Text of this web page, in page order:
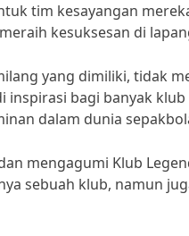
tim kesayangan
kesuksesan di
yang dimiliki, tidak
inspirasi bagi banyak
dalam dunia
mengagumi Klub
sebuah klub, namun